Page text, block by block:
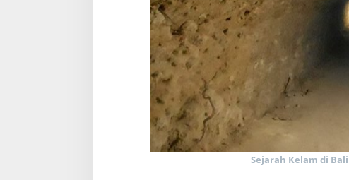
Sejarah Kelam di